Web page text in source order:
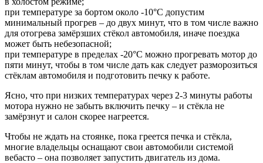
при температуре за бортом около -10°C допустим
минимальный прогрев – до двух минут, что в том числе важно
для отогрева замёрзших стёкол автомобиля, иначе поездка
может быть небезопасной;
при температуре в пределах -20°C можно прогревать мотор до
пяти минут, чтобы в том числе дать как следует разморозиться
стёклам автомобиля и подготовить печку к работе.
Ясно, что при низких температурах через 2-3 минуты работы
мотора нужно не забыть включить печку – и стёкла не
замёрзнут и салон скорее нагреется.
Чтобы не ждать на стоянке, пока греется печка и стёкла,
многие владельцы оснащают свои автомобили системой
вебасто – она позволяет запустить двигатель из дома.